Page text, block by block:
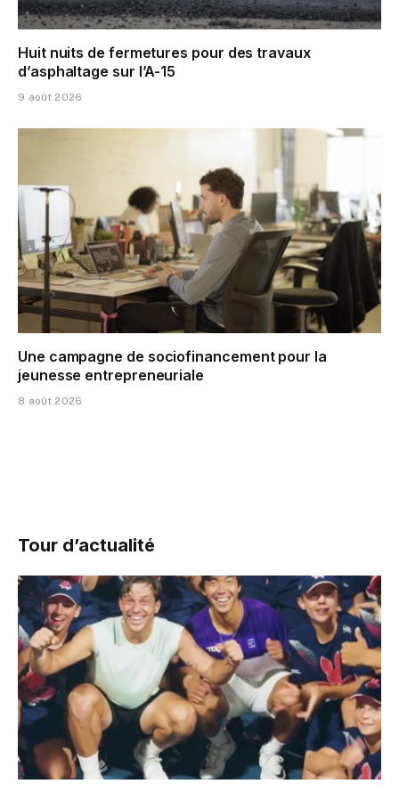
Huit nuits de fermetures pour des travaux
d’asphaltage sur l’A-15
9 août 2026
Une campagne de sociofinancement pour la
jeunesse entrepreneuriale
8 août 2026
Tour d’actualité